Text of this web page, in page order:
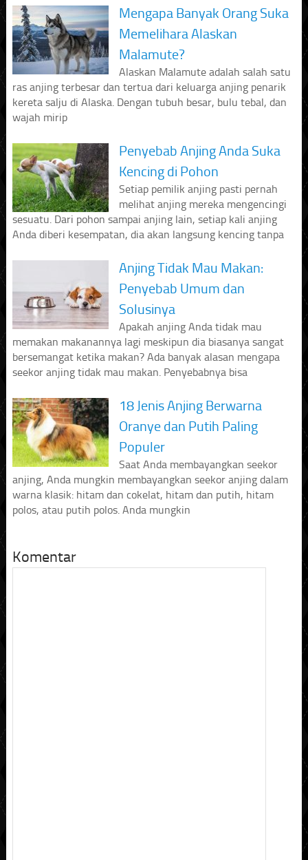
Mengapa Banyak Orang Suka
Memelihara Alaskan
Malamute?
Alaskan Malamute adalah salah satu
ras anjing terbesar dan tertua dari keluarga anjing penarik
kereta salju di Alaska. Dengan tubuh besar, bulu tebal, dan
wajah mirip
Penyebab Anjing Anda Suka
Kencing di Pohon
Setiap pemilik anjing pasti pernah
melihat anjing mereka mengencingi
sesuatu. Dari pohon sampai anjing lain, setiap kali anjing
Anda diberi kesempatan, dia akan langsung kencing tanpa
Anjing Tidak Mau Makan:
Penyebab Umum dan
Solusinya
Apakah anjing Anda tidak mau
memakan makanannya lagi meskipun dia biasanya sangat
bersemangat ketika makan? Ada banyak alasan mengapa
seekor anjing tidak mau makan. Penyebabnya bisa
18 Jenis Anjing Berwarna
Oranye dan Putih Paling
Populer
Saat Anda membayangkan seekor
anjing, Anda mungkin membayangkan seekor anjing dalam
warna klasik: hitam dan cokelat, hitam dan putih, hitam
polos, atau putih polos. Anda mungkin
Komentar